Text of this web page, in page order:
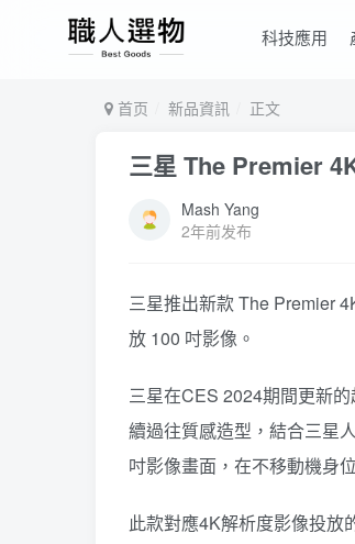
科技應用
首页 新品資訊 正文
三星 The Premier
Mash Yang
2年前发布
三星推出新款 The Premier
放 100 吋影像。
三星在CES 2024期間更新的
續過往質感造型，結合三星
吋影像畫面，在不移動機身
此款對應4K解析度影像投放